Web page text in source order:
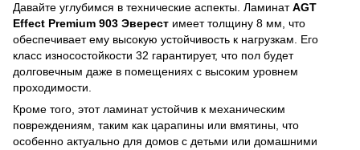
Давайте углубимся в технические аспекты. ЛаминатAGT
Effect Premium 903 Эверест имеет толщину 8 мм, что
обеспечивает ему высокую устойчивость к нагрузкам. Его
класс износостойкости 32 гарантирует, что пол будет
долговечным даже в помещениях с высоким уровнем
проходимости.
Кроме того, этот ламинат устойчив к механическим
повреждениям, таким как царапины или вмятины, что
особенно актуально для домов с детьми или домашними